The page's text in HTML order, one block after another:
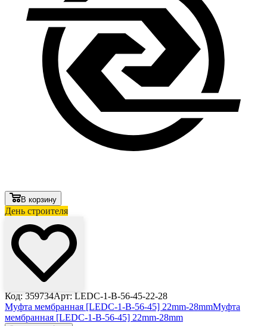
В корзину
День строителя
Код: 359734Арт: LEDC-1-B-56-45-22-28
Муфта мембранная [LEDC-1-B-56-45] 22mm-28mmМуфта
мембранная [LEDC-1-B-56-45] 22mm-28mm